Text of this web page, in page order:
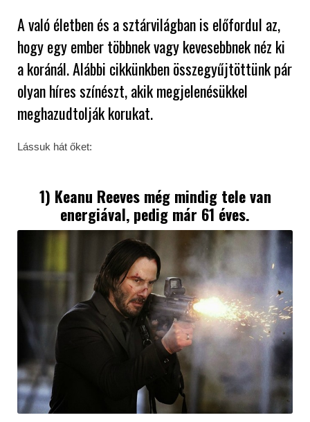
A való életben és a sztárvilágban is előfordul az,
hogy egy ember többnek vagy kevesebbnek néz ki
a koránál. Alábbi cikkünkben összegyűjtöttünk pár
olyan híres színészt, akik megjelenésükkel
meghazudtolják korukat.
Lássuk hát őket:
1) Keanu Reevesmég mindig tele van
energiával, pedig már 61 éves.